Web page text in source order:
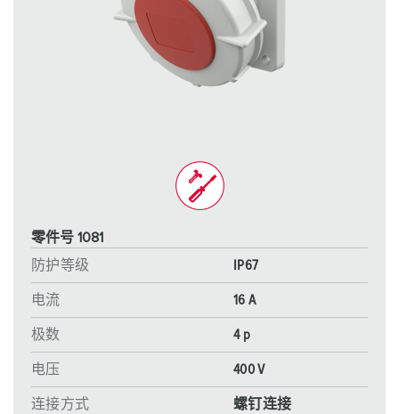
零件号 1081
防护等级
IP67
电流 16 A
极数 4 p
电压 400 V
连接方式 螺钉连接